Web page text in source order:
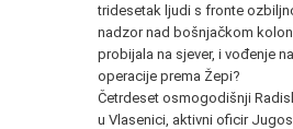
tridesetak ljudi s fronte
nadzor nad bošnjačkom
probijala na sjever, i vođenje
operacije prema Žepi?
Četrdeset osmogodišnji
u Vlasenici, aktivni oficir